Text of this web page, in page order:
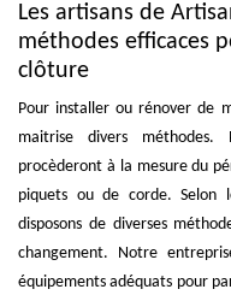
Les artisans de
méthodes efficaces
clôture
Pour installer ou rénover de
maitrise divers méthodes.
procèderont à la mesure du
piquets ou de corde.
disposons de diverses
changement. Notre
équipements adéquats pour